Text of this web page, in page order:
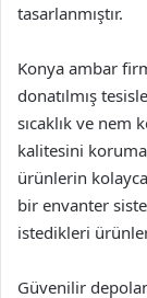
tasarlanmıştır.
Konya ambar
donatılmış
sıcaklık ve
kalitesini
ürünlerin
bir envanter
istedikleri
Güvenilir